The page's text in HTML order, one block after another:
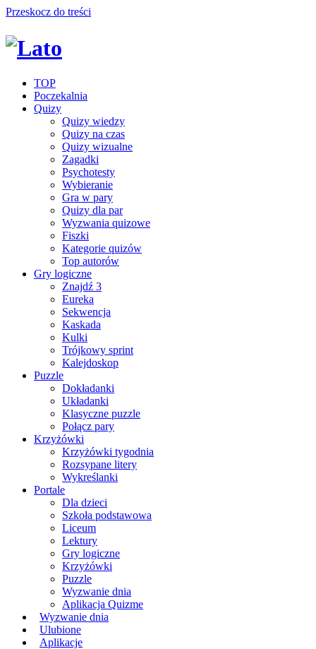
Przeskocz do treści
TOP
Poczekalnia
Quizy
Quizy wiedzy
Quizy na czas
Quizy wizualne
Zagadki
Psychotesty
Wybieranie
Gra w pary
Quizy dla par
Wyzwania quizowe
Fiszki
Kategorie quizów
Top autorów
Gry logiczne
Znajdź 3
Eureka
Sekwencja
Kaskada
Kulki
Trójkowy sprint
Kalejdoskop
Puzzle
Dokładanki
Układanki
Klasyczne puzzle
Połącz pary
Krzyżówki
Krzyżówki tygodnia
Rozsypane litery
Wykreślanki
Portale
Dla dzieci
Szkoła podstawowa
Liceum
Lektury
Gry logiczne
Krzyżówki
Puzzle
Wyzwanie dnia
Aplikacja Quizme
Wyzwanie dnia
Ulubione
Aplikacje